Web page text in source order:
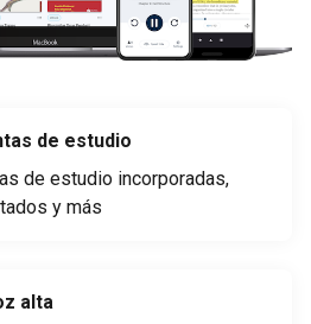
de estudio
de estudio incorporadas,
y más
alta